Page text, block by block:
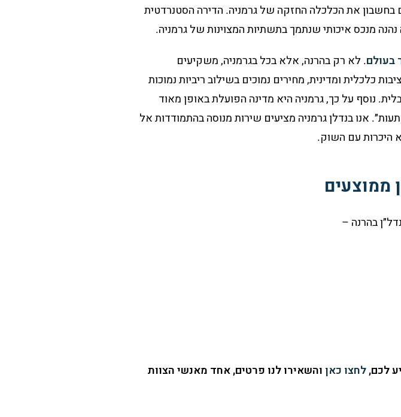
בחשבון את הכלכלה החזקה של גרמניה. הדירה הסטנרדטית
מנכס איכותי שנתמך בתשתיות המצוינות של גרמניה.
בעולם. לא רק בהרנה, אלא בכל בגרמניה, משקיעים
כלכלית ומדינית, מחירים נמוכים בשילוב ריביות נמוכות
נוסף על כך, גרמניה היא מדינה הפועלת באופן מאוד
אנו בנדלן גרמניה מציעים שירות מנוסה בהתמודדות אל
היכרות עם השוק.
ממוצעים
בהרנה –
לכם,לחצו כאן והשאירו לנו פרטים, אחד מאנשי הצוות